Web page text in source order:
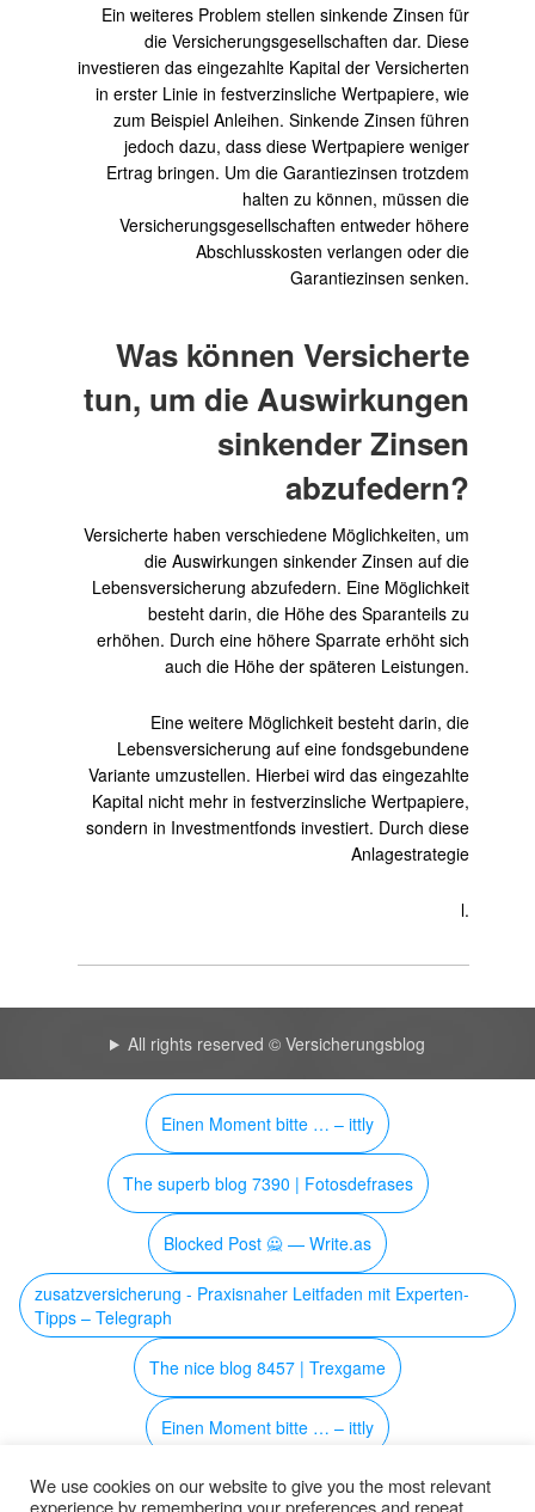
Ein weiteres Problem stellen sinkende Zinsen für
die Versicherungsgesellschaften dar. Diese
investieren das eingezahlte Kapital der Versicherten
in erster Linie in festverzinsliche Wertpapiere, wie
zum Beispiel Anleihen. Sinkende Zinsen führen
jedoch dazu, dass diese Wertpapiere weniger
Ertrag bringen. Um die Garantiezinsen trotzdem
halten zu können, müssen die
Versicherungsgesellschaften entweder höhere
Abschlusskosten verlangen oder die
Garantiezinsen senken.
Was können Versicherte
tun, um die Auswirkungen
sinkender Zinsen
abzufedern?
Versicherte haben verschiedene Möglichkeiten, um
die Auswirkungen sinkender Zinsen auf die
Lebensversicherung abzufedern. Eine Möglichkeit
besteht darin, die Höhe des Sparanteils zu
erhöhen. Durch eine höhere Sparrate erhöht sich
auch die Höhe der späteren Leistungen.
Eine weitere Möglichkeit besteht darin, die
Lebensversicherung auf eine fondsgebundene
Variante umzustellen. Hierbei wird das eingezahlte
Kapital nicht mehr in festverzinsliche Wertpapiere,
sondern in Investmentfonds investiert. Durch diese
Anlagestrategie
l.
All rights reserved © Versicherungsblog
We use cookies on our website to give you the most relevant
experience by remembering your preferences and repeat
Einen Moment bitte … – ittly
The superb blog 7390 | Fotosdefrases
Blocked Post 🙅 — Write.as
zusatzversicherung - Praxisnaher Leitfaden mit Experten-
Tipps – Telegraph
The nice blog 8457 | Trexgame
Einen Moment bitte … – ittly
Was du über Seoberatung wissen solltest – publishto.us